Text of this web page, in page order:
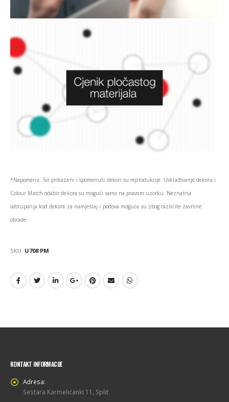
*Napomena: Svi prikazani i spomenuti dekori su reprodukcije. Usklađivanje dekora i
Colour Match odabir dekora su mogući samo na pravom uzorku. Neznatna
odstupanja kod dekora za namještaj i podova moguća su zbog različite završne
obrade.
SKU: U708 PM
KONTAKT INFORMACIJE
Adresa:
Sestara Karmelićanki 11, Split